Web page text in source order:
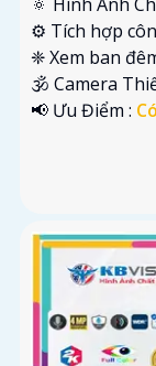
⚙ Tích hợp
❈ Xem ban
🕉️ Camera
️📢 Ưu Điểm :